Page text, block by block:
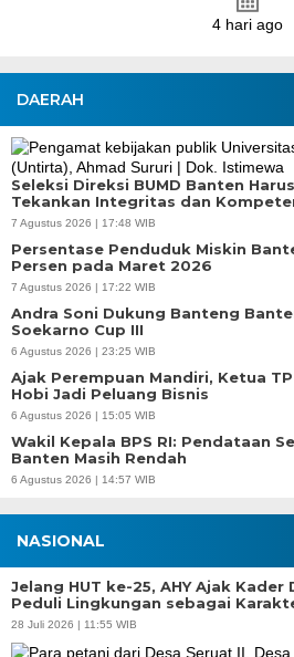
DAERAH
Seleksi Direksi BUMD Banten
Tekankan Integritas dan
7 Agustus 2026 | 17:48 WIB
Persentase Penduduk Miskin
Persen pada Maret 2026
7 Agustus 2026 | 17:22 WIB
Andra Soni Dukung Banteng
Soekarno Cup III
6 Agustus 2026 | 23:25 WIB
Ajak Perempuan Mandiri, Ketua
Hobi Jadi Peluang Bisnis
6 Agustus 2026 | 15:05 WIB
Wakil Kepala BPS RI: Pendataan
Banten Masih Rendah
6 Agustus 2026 | 14:57 WIB
NASIONAL
Jelang HUT ke-25, AHY Ajak
Peduli Lingkungan sebagai
28 Juli 2026 | 11:55 WIB